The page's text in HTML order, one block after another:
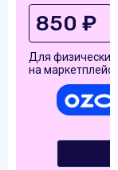
850 ₽
Для
на